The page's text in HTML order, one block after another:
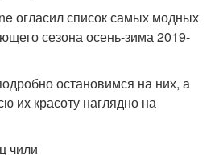
огласил список самых модных
сезона осень-зима 2019-
остановимся на них, а
их красоту наглядно на
чили